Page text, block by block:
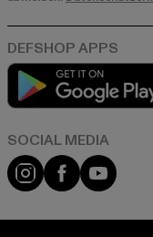
Instagram
Facebook